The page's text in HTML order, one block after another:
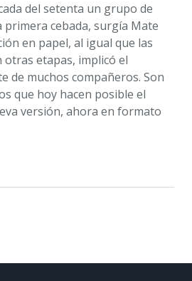
del setenta un grupo de
cebada, surgía Mate
en papel, al igual que las
otras etapas, implicó el
de muchos compañeros. Son
que hoy hacen posible el
versión, ahora en formato